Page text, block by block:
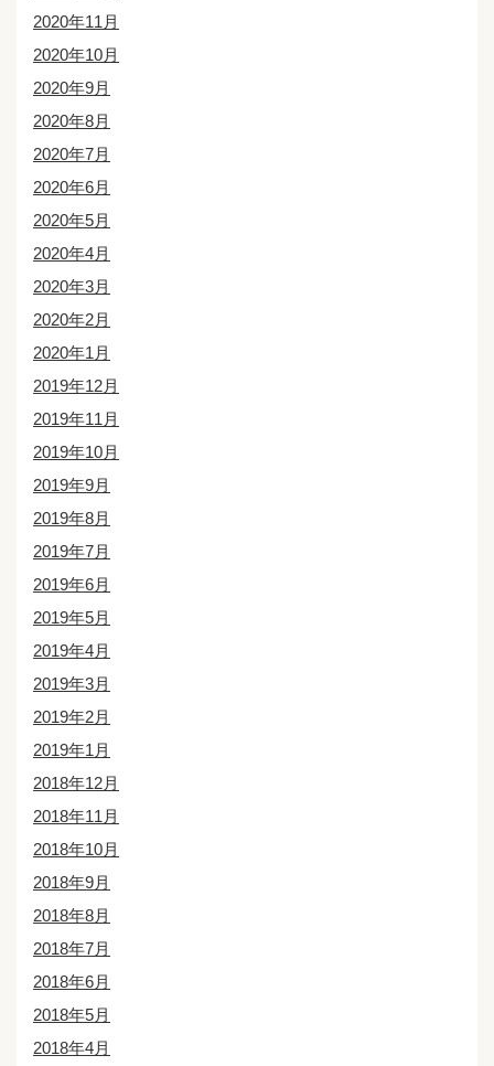
2020年11月
2020年10月
2020年9月
2020年8月
2020年7月
2020年6月
2020年5月
2020年4月
2020年3月
2020年2月
2020年1月
2019年12月
2019年11月
2019年10月
2019年9月
2019年8月
2019年7月
2019年6月
2019年5月
2019年4月
2019年3月
2019年2月
2019年1月
2018年12月
2018年11月
2018年10月
2018年9月
2018年8月
2018年7月
2018年6月
2018年5月
2018年4月